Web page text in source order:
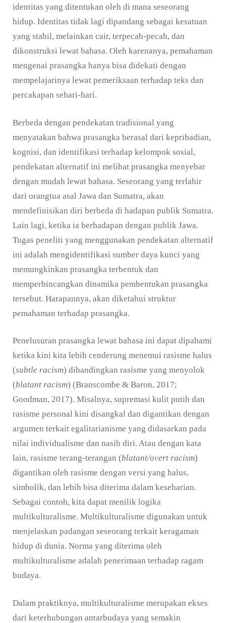
identitas yang ditentukan oleh di mana seseorang
hidup. Identitas tidak lagi dipandang sebagai kesatuan
yang stabil, melainkan cair, terpecah-pecah, dan
dikonstruksi lewat bahasa. Oleh karenanya, pemahaman
mengenai prasangka hanya bisa didekati dengan
mempelajarinya lewat pemeriksaan terhadap teks dan
percakapan sehari-hari.
Berbeda dengan pendekatan tradisional yang
menyatakan bahwa prasangka berasal dari kepribadian,
kognisi, dan identifikasi terhadap kelompok sosial,
pendekatan alternatif ini melihat prasangka menyebar
dengan mudah lewat bahasa. Seseorang yang terlahir
dari orangtua asal Jawa dan Sumatra, akan
mendefinisikan diri berbeda di hadapan publik Sumatra.
Lain lagi, ketika ia berhadapan dengan publik Jawa.
Tugas peneliti yang menggunakan pendekatan alternatif
ini adalah mengidentifikasi sumber daya kunci yang
memungkinkan prasangka terbentuk dan
memperbincangkan dinamika pembentukan prasangka
tersebut. Harapannya, akan diketahui struktur
pemahaman terhadap prasangka.
Penelusuran prasangka lewat bahasa ini dapat dipahami
ketika kini kita lebih cenderung menemui rasisme halus
(subtle racism) dibandingkan rasisme yang menyolok
(blatant racism) (Branscombe & Baron, 2017;
Goodman, 2017). Misalnya, supremasi kulit putih dan
rasisme personal kini disangkal dan digantikan dengan
argumen terkait egalitarianisme yang didasarkan pada
nilai individualisme dan nasib diri. Atau dengan kata
lain, rasisme terang-terangan (blatant/overt racism)
digantikan oleh rasisme dengan versi yang halus,
simbolik, dan lebih bisa diterima dalam keseharian.
Sebagai contoh, kita dapat menilik logika
multikulturalisme. Multikulturalisme digunakan untuk
menjelaskan padangan seseorang terkait keragaman
hidup di dunia. Norma yang diterima oleh
multikulturalisme adalah penerimaan terhadap ragam
budaya.
Dalam praktiknya, multikulturalisme merupakan ekses
dari keterhubungan antarbudaya yang semakin